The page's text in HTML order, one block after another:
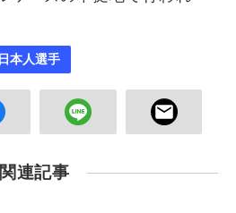
日本人選手
関連記事